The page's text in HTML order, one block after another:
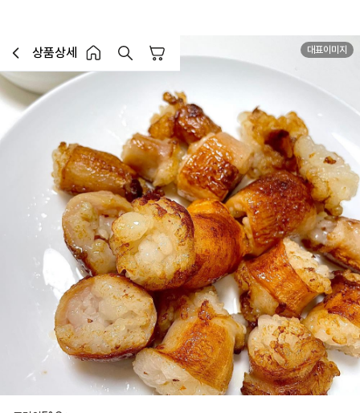
이전페이지로 이동
상품상세
홈 버튼홈 장바구니
MD추천 대표이미지